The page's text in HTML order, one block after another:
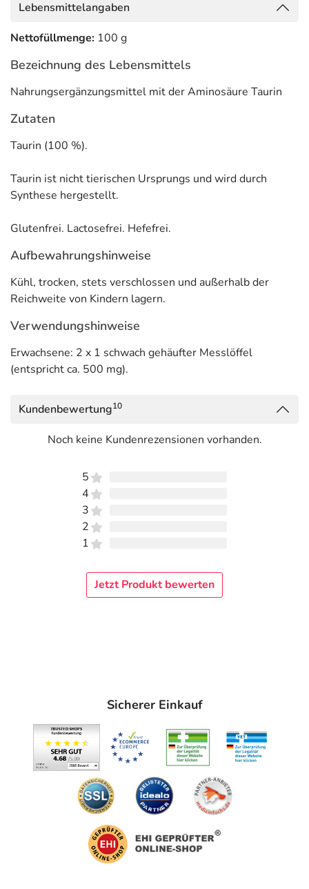
Lebensmittelangaben
Nettofüllmenge: 100 g
Bezeichnung des Lebensmittels
Nahrungsergänzungsmittel mit der Aminosäure Taurin
Zutaten
Taurin (100 %).
Taurin ist nicht tierischen Ursprungs und wird durch
Synthese hergestellt.
Glutenfrei. Lactosefrei. Hefefrei.
Aufbewahrungshinweise
Kühl, trocken, stets verschlossen und außerhalb der
Reichweite von Kindern lagern.
Verwendungshinweise
Erwachsene: 2 x 1 schwach gehäufter Messlöffel
(entspricht ca. 500 mg).
Kundenbewertung10
Noch keine Kundenrezensionen vorhanden.
5
4
3
2
1
Jetzt Produkt bewerten
Sicherer Einkauf